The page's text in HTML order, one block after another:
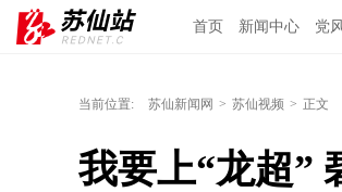
首页 新闻中心 党
当前位置: 苏仙新闻网 > 苏仙视频 > 正文
我要上“龙超”